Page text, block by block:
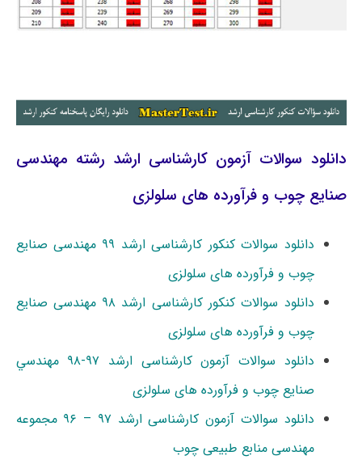
دانلود سوالات آزمون کارشناسی ارشد رشته مهندسی
صنایع چوب و فرآورده های سلولزی
دانلود سوالات کنکور کارشناسی ارشد ۹۹ مهندسی صنایع
چوب و فرآورده های سلولزی
دانلود سوالات کنکور کارشناسی ارشد ۹۸ مهندسی صنایع
چوب و فرآورده های سلولزی
دانلود سوالات آزمون کارشناسی ارشد ۹۷-۹۸ ﻣﻬﻨﺪﺳﻲ
ﺻﻨﺎﻳﻊ ﭼﻮب و ﻓﺮآورده ﻫﺎی ﺳﻠﻮﻟﺰی
دانلود سوالات آزمون کارشناسی ارشد ۹۷ – ۹۶ مجموعه
مهندسی منابع طبیعی چوب